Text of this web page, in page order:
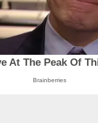
At The Peak Of
Brainberries